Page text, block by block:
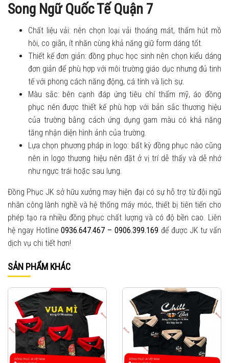
Song Ngữ Quốc Tế Quận 7
Chất liệu vải: nên chọn loại vải thoáng mát, thấm hút mồ
hôi, co giãn, ít nhăn cùng khả năng giữ form dáng tốt.
Thiết kế đơn giản: đồng phục học sinh nên chọn kiểu dáng
đơn giản để phù hợp với môi trường giáo dục nhưng đủ tinh
tế với phong cách năng động, cá tính và lịch sự.
Màu sắc: bên cạnh đáp ứng tiêu chí thẩm mỹ, áo đồng
phục nên được thiết kế phù hợp với bản sắc thương hiệu
của trường bằng cách ứng dụng gam màu có khả năng
tăng nhận diện hình ảnh của trường.
Lựa chọn phương pháp in logo: bất kỳ đồng phục nào cũng
nên in logo thương hiệu nên đặt ở vị trí dễ thấy và dễ nhớ
như ngực trái hoặc sau lưng.
Đồng Phục JK sở hữu xưởng may hiện đại có sự hỗ trợ từ đội ngũ
nhân công lành nghề và hệ thống máy móc, thiết bị tiên tiến cho
phép tạo ra nhiều đồng phục chất lượng và có độ bền cao. Liên
hệ ngay Hotline0936.647.467 – 0906.399.169 để được JK tư vấn
dịch vụ chi tiết hơn!
SẢN PHẨM KHÁC